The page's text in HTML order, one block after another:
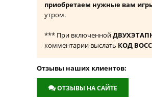
приобретаем нужные вам
утром.
*** При включенной
комментарии выслать КОД
Отзывы наших клиентов:
ОТЗЫВЫ НА САЙТЕ